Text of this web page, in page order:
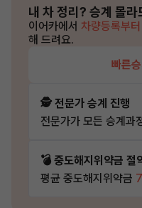
내 차 정리? 승계 몰라
이어카에서 차량등록부
해 드려요.
빠른
🕵️ 전문가 승계 진행
전문가가 모든 승계과
💣 중도해지위약금 절
평균 중도해지위약금